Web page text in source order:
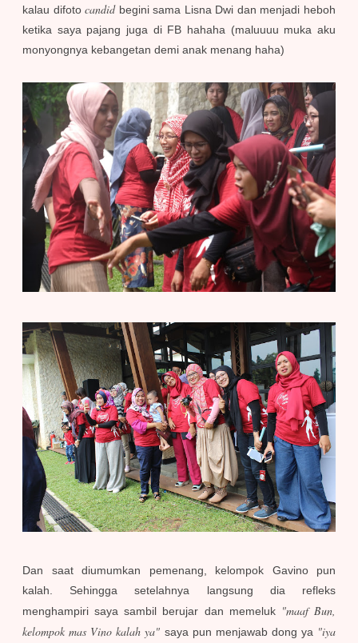
kalau difotocandidbegini sama Lisna Dwi dan menjadi heboh
ketika saya pajang juga di FB hahaha (maluuuu muka aku
monyongnya kebangetan demi anak menang haha)
Dan saat diumumkan pemenang, kelompok Gavino pun
kalah. Sehingga setelahnya langsung dia refleks
menghampiri saya sambil berujar dan memeluk "maaf Bun,
kelompok mas Vino kalah ya" saya pun menjawab dong ya "iya